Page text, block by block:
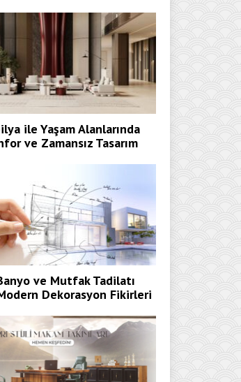
ile Yaşam Alanlarında
ve Zamansız Tasarım
ve Mutfak Tadilatı
Dekorasyon Fikirleri